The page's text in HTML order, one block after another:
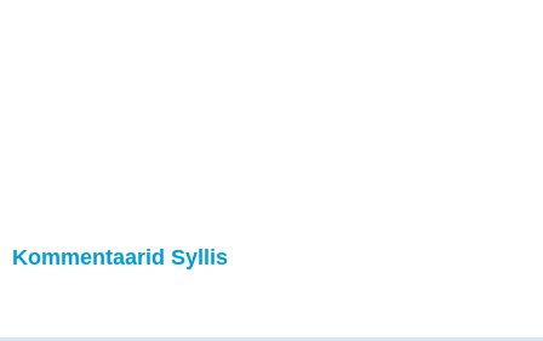
Kommentaarid Syllis